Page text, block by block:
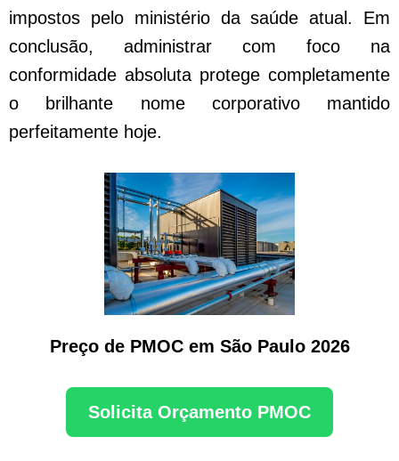
impostos pelo ministério da saúde atual. Em
conclusão, administrar com foco na
conformidade absoluta protege completamente
o brilhante nome corporativo mantido
perfeitamente hoje.
Preço de PMOC em São Paulo 2026
Solicita Orçamento PMOC